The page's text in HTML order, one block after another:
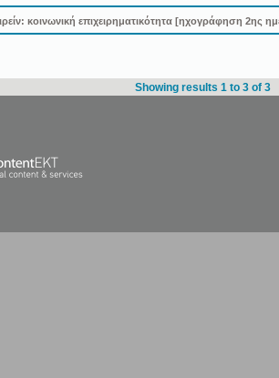
κοινωνική επιχειρηματικότητα [ηχογράφηση 2ης
Showing results 1 to 3 of 3